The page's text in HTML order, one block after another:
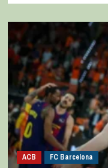
ACB FC Barcelona